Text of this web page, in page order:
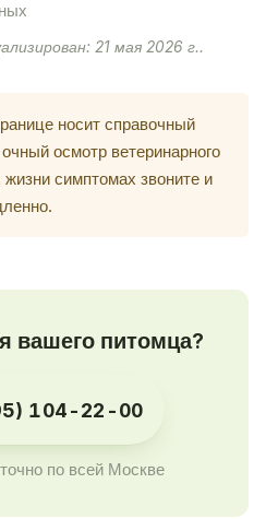
21 мая 2026 г..
носит справочный
осмотр ветеринарного
симптомах звоните и
вашего питомца?
104-22-00
по всей Москве